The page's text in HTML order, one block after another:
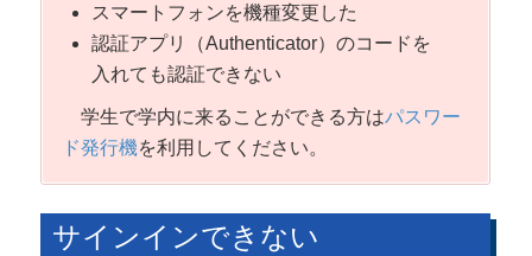
スマートフォンを機種変更した
認証アプリ（Authenticator）のコードを
入れても認証できない
学生で学内に来ることができる方はパスワー
ド発行機を利用してください。
サインインできない